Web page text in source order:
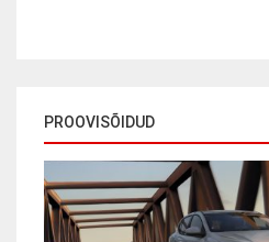
PROOVISÕIDUD